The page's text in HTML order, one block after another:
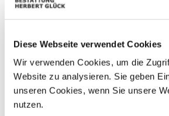
Diese Webseite verwendet Cookies
Wir verwenden Cookies, um die
Website zu analysieren. Sie geben
unseren Cookies, wenn Sie unsere
nutzen.
08 09 10 11 12
15 16 17 18 19
26
29 30